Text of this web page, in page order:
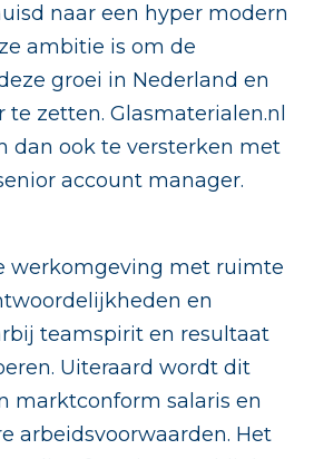
naar een hyper modern
ambitie is om de
groei in Nederland en
te zetten. Glasmaterialen.nl
dan ook te versterken met
account manager.
werkomgeving met ruimte
en
teamspirit en resultaat
Uiteraard wordt dit
marktconform salaris en
arbeidsvoorwaarden. Het